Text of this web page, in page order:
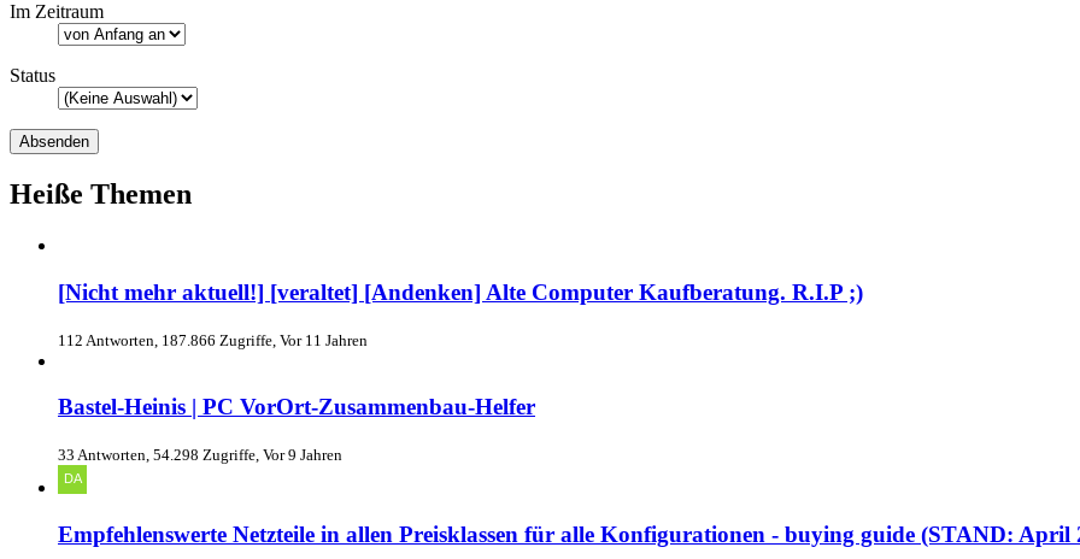
Im Zeitraum
Status
Heiße Themen
[Nicht mehr aktuell!] [veraltet] [Andenken] Alte Computer Kaufberatung. R.I.P ;)
112 Antworten, 187.866 Zugriffe, Vor 11 Jahren
Bastel-Heinis | PC VorOrt-Zusammenbau-Helfer
33 Antworten, 54.298 Zugriffe, Vor 9 Jahren
Empfehlenswerte Netzteile in allen Preisklassen für alle Konfigurationen - buying guide (STAND: April